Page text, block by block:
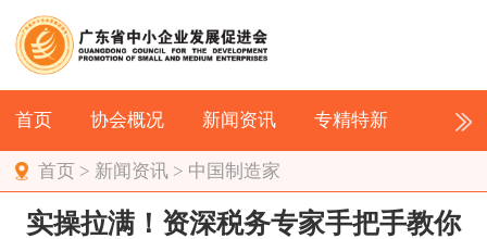
首页 协会概况 新闻资讯 专精特新
首页 > 新闻资讯 > 中国制造家
实操拉满！资深税务专家手把手教你